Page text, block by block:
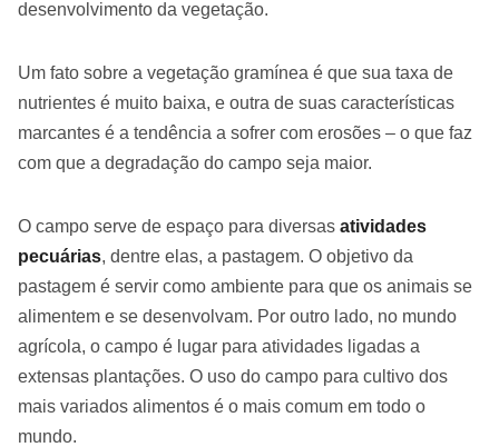
desenvolvimento da vegetação.
Um fato sobre a vegetação gramínea é que sua taxa de
nutrientes é muito baixa, e outra de suas características
marcantes é a tendência a sofrer com erosões – o que faz
com que a degradação do campo seja maior.
O campo serve de espaço para diversas atividades
pecuárias, dentre elas, a pastagem. O objetivo da
pastagem é servir como ambiente para que os animais se
alimentem e se desenvolvam. Por outro lado, no mundo
agrícola, o campo é lugar para atividades ligadas a
extensas plantações. O uso do campo para cultivo dos
mais variados alimentos é o mais comum em todo o
mundo.